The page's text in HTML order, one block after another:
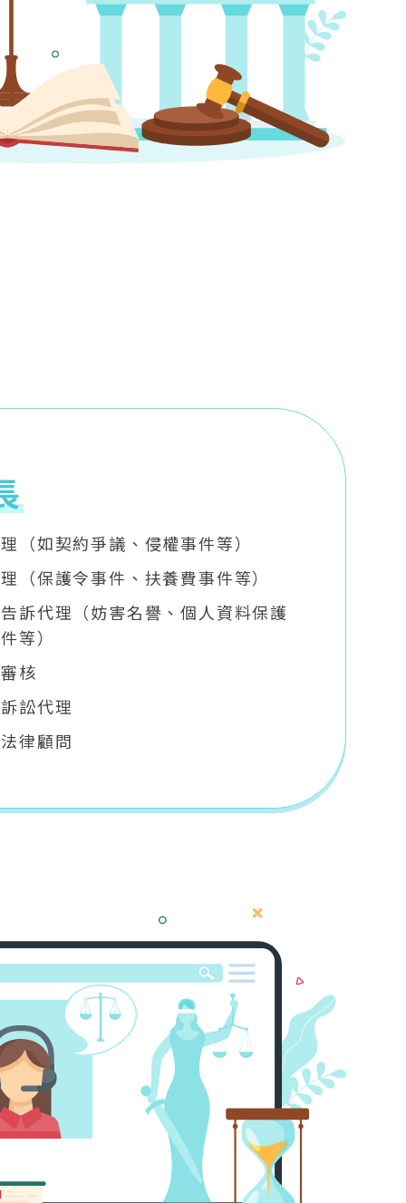
（如契約爭議、侵權事件等）
（保護令事件、扶養費事件等）
訴代理（妨害名譽、個人資料保護
等）
核
訟代理
律顧問